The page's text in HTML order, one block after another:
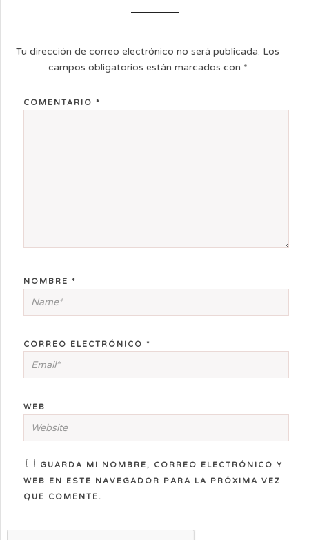
Tu dirección de correo electrónico no será publicada. Los
campos obligatorios están marcados con *
COMENTARIO *
NOMBRE *
CORREO ELECTRÓNICO *
WEB
GUARDA MI NOMBRE, CORREO ELECTRÓNICO Y
WEB EN ESTE NAVEGADOR PARA LA PRÓXIMA VEZ
QUE COMENTE.